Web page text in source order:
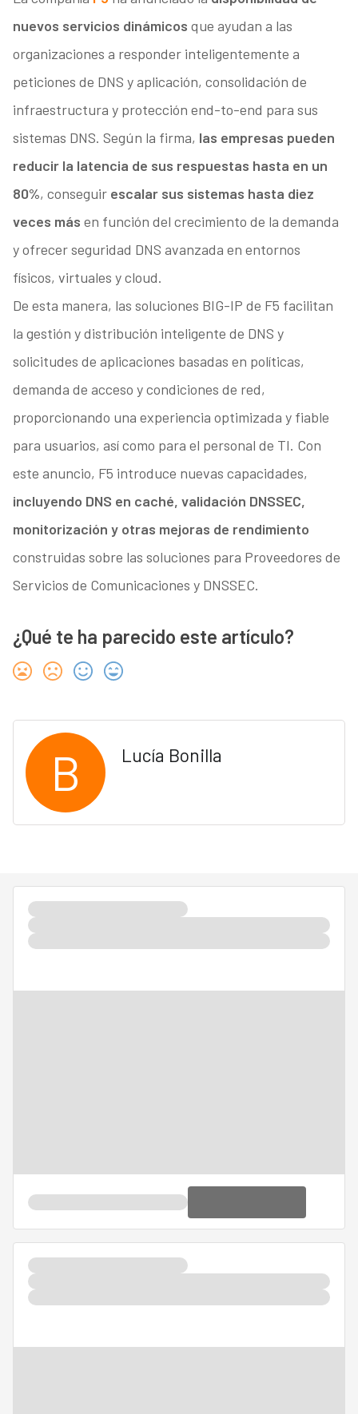
nuevos servicios dinámicos que ayudan a las
organizaciones a responder inteligentemente a
peticiones de DNS y aplicación, consolidación de
infraestructura y protección end-to-end para sus
sistemas DNS. Según la firma, las empresas pueden
reducir la latencia de sus respuestas hasta en un
80%, conseguir escalar sus sistemas hasta diez
veces más en función del crecimiento de la demanda
y ofrecer seguridad DNS avanzada en entornos
físicos, virtuales y cloud.
De esta manera, las soluciones BIG-IP de F5 facilitan
la gestión y distribución inteligente de DNS y
solicitudes de aplicaciones basadas en políticas,
demanda de acceso y condiciones de red,
proporcionando una experiencia optimizada y fiable
para usuarios, así como para el personal de TI. Con
este anuncio, F5 introduce nuevas capacidades,
incluyendo DNS en caché, validación DNSSEC,
monitorización y otras mejoras de rendimiento
construidas sobre las soluciones para Proveedores de
Servicios de Comunicaciones y DNSSEC.
¿Qué te ha parecido este artículo?
B Lucía Bonilla